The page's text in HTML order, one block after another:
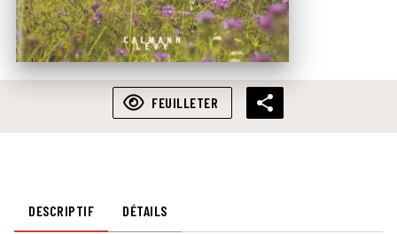
FEUILLETER
DESCRIPTIF DÉTAILS